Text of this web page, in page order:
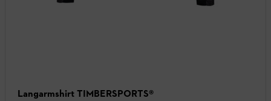
Langarmshirt TIMBERSPORTS®